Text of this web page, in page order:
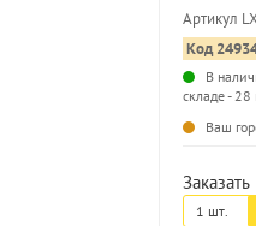
Артикул
Код
В
складе - 28
Ваш
Заказать
1 шт.